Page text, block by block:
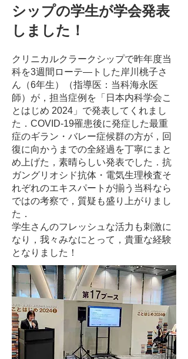
シップの学生が学会発表
しました！
クリニカルクラークシップで昨年度当
科を3週間ローテ―トした岸川桃子さ
ん（6年生）（指導医：当科海永医
師）が，担当症例を「日本内科学会こ
とはじめ 2024」で発表してくれまし
た．COVID-19罹患後に発症した最重
症のギラン・バレー症候群の方が，回
復に向かうまでの全経過を丁寧にまと
め上げた，素晴らしい発表でした．抗
ガングリオシド抗体・電気生理検査そ
れぞれのエキスパートが揃う当科なら
ではの考察で，質疑も盛り上がりまし
た．
学生さんのフレッシュな活力も刺激に
なり，我々みなにとって，貴重な経験
となりました！